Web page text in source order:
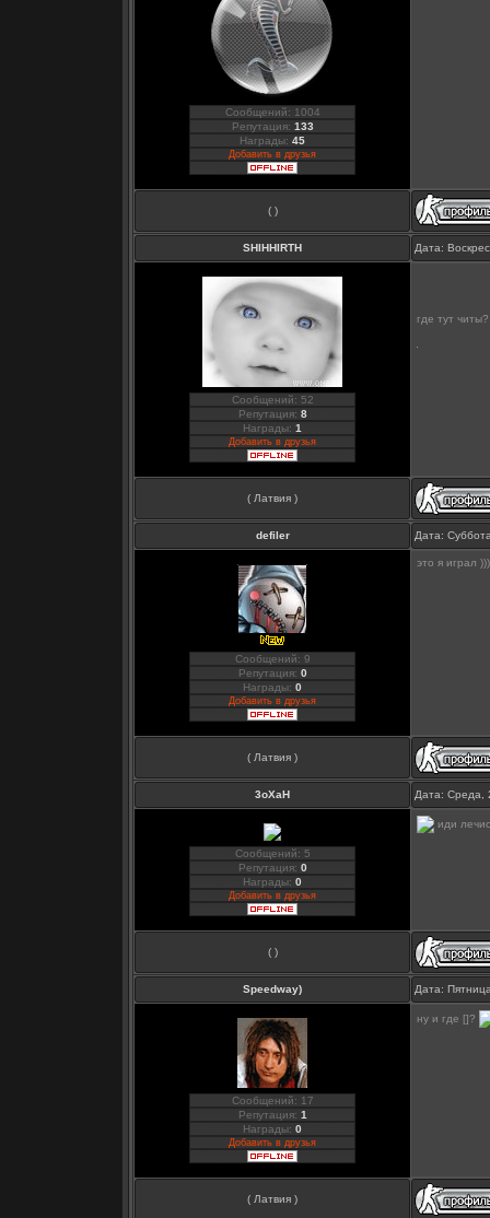
Сообщений: 1004
Репутация: 133
Награды: 45
Добавить в друзья
( )
SHIHHIRTH Дата:
Сообщений: 52
Репутация: 8
Награды: 1
Добавить в друзья
где тут
( Латвия )
defiler Дата:
Сообщений: 9
Репутация: 0
Награды: 0
Добавить в друзья
это я играл )))
( Латвия )
3oXaH Дата: Среда,
Сообщений: 5
Репутация: 0
Награды: 0
Добавить в друзья
иди
( )
Speedway) Дата:
Сообщений: 17
Репутация: 1
Награды: 0
Добавить в друзья
ну и где []?
( Латвия )